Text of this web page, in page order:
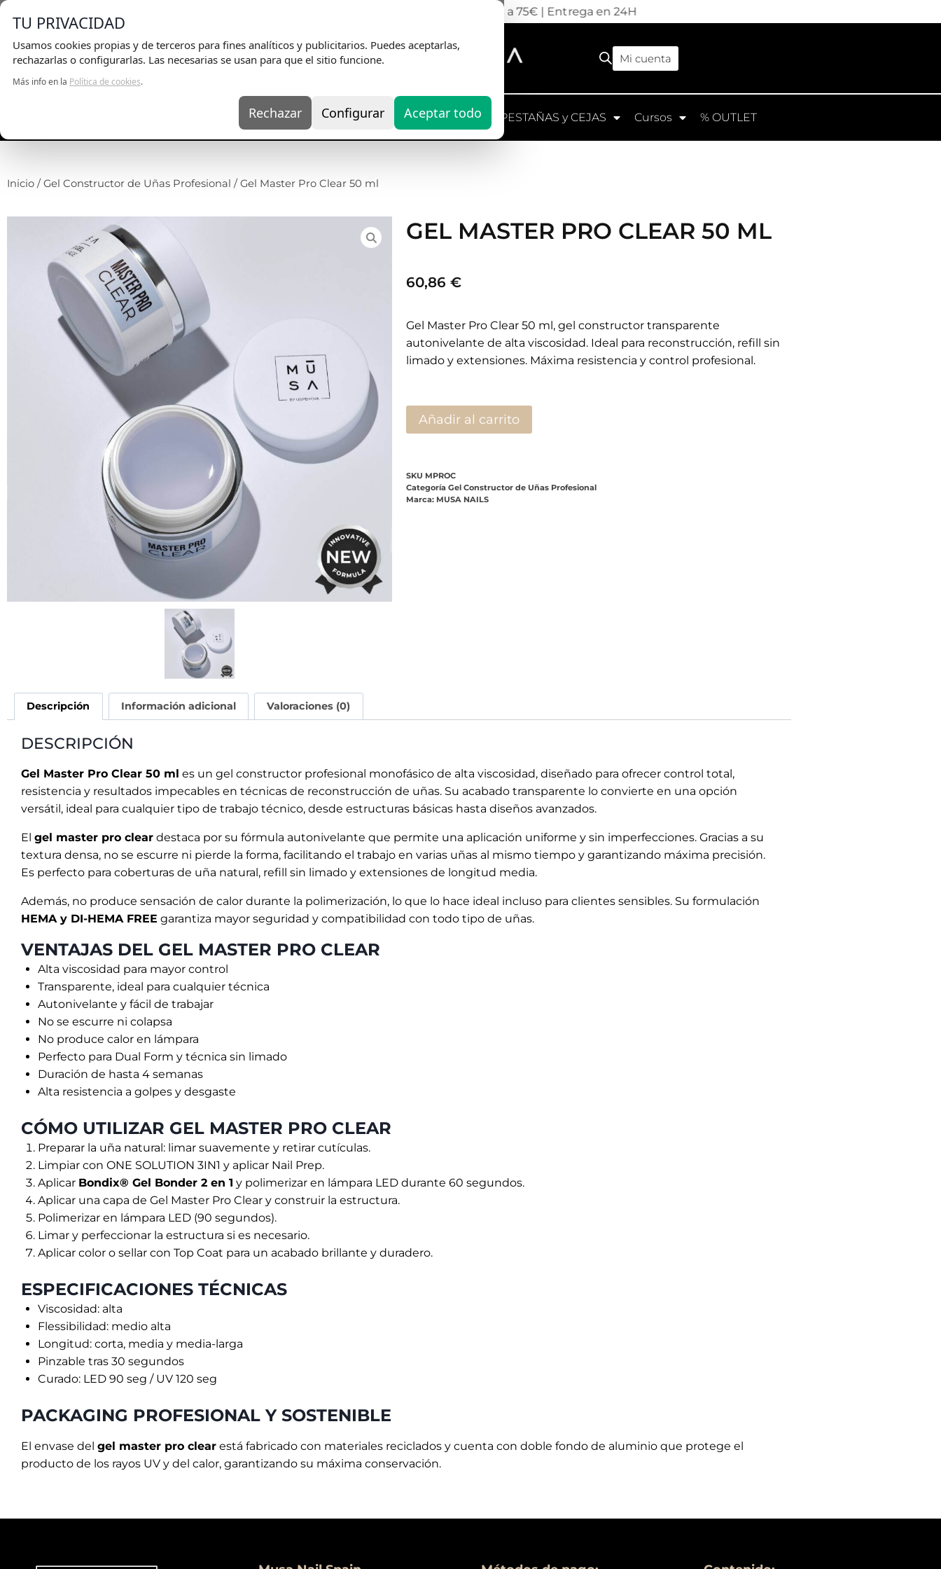
TU PRIVACIDAD
Usamos cookies propias y de terceros para fines analíticos y publicitarios. Puedes aceptarlas,
rechazarlas o configurarlas. Las necesarias se usan para que el sitio funcione.
Más info en la Política de cookies.
Rechazar Configurar Aceptar todo
en pedidos superiores a 75€ | Entrega en 24H
Mi cuenta
KITS EQUIPOS HERRAMIENTAS PESTAÑAS y CEJAS Cursos % OUTLET
Inicio /Gel Constructor de Uñas Profesional / Gel Master Pro Clear 50 ml
GEL MASTER PRO CLEAR 50 ML
60,86 €
Gel Master Pro Clear 50 ml, gel constructor transparente
autonivelante de alta viscosidad. Ideal para reconstrucción, refill sin
limado y extensiones. Máxima resistencia y control profesional.
Añadir al carrito
SKU MPROC
Categoría Gel Constructor de Uñas Profesional
Marca: MUSA NAILS
Descripción Información adicional Valoraciones (0)
DESCRIPCIÓN
Gel Master Pro Clear 50 ml es un gel constructor profesional monofásico de alta viscosidad, diseñado para ofrecer control total,
resistencia y resultados impecables en técnicas de reconstrucción de uñas. Su acabado transparente lo convierte en una opción
versátil, ideal para cualquier tipo de trabajo técnico, desde estructuras básicas hasta diseños avanzados.
El gel master pro clear destaca por su fórmula autonivelante que permite una aplicación uniforme y sin imperfecciones. Gracias a su
textura densa, no se escurre ni pierde la forma, facilitando el trabajo en varias uñas al mismo tiempo y garantizando máxima precisión.
Es perfecto para coberturas de uña natural, refill sin limado y extensiones de longitud media.
Además, no produce sensación de calor durante la polimerización, lo que lo hace ideal incluso para clientes sensibles. Su formulación
HEMA y DI-HEMA FREE garantiza mayor seguridad y compatibilidad con todo tipo de uñas.
VENTAJAS DEL GEL MASTER PRO CLEAR
Alta viscosidad para mayor control
Transparente, ideal para cualquier técnica
Autonivelante y fácil de trabajar
No se escurre ni colapsa
No produce calor en lámpara
Perfecto para Dual Form y técnica sin limado
Duración de hasta 4 semanas
Alta resistencia a golpes y desgaste
CÓMO UTILIZAR GEL MASTER PRO CLEAR
Preparar la uña natural: limar suavemente y retirar cutículas.
Limpiar con ONE SOLUTION 3IN1 y aplicar Nail Prep.
Aplicar Bondix® Gel Bonder 2 en 1 y polimerizar en lámpara LED durante 60 segundos.
Aplicar una capa de Gel Master Pro Clear y construir la estructura.
Polimerizar en lámpara LED (90 segundos).
Limar y perfeccionar la estructura si es necesario.
Aplicar color o sellar con Top Coat para un acabado brillante y duradero.
ESPECIFICACIONES TÉCNICAS
Viscosidad: alta
Flessibilidad: medio alta
Longitud: corta, media y media-larga
Pinzable tras 30 segundos
Curado: LED 90 seg / UV 120 seg
PACKAGING PROFESIONAL Y SOSTENIBLE
El envase del gel master pro clear está fabricado con materiales reciclados y cuenta con doble fondo de aluminio que protege el
producto de los rayos UV y del calor, garantizando su máxima conservación.
Apúntate a nuestra
NEWSLETTER
descuento
Acepto el tratamiento de mis datos. SIMAU SL
informada acerca de noticias, promociones y